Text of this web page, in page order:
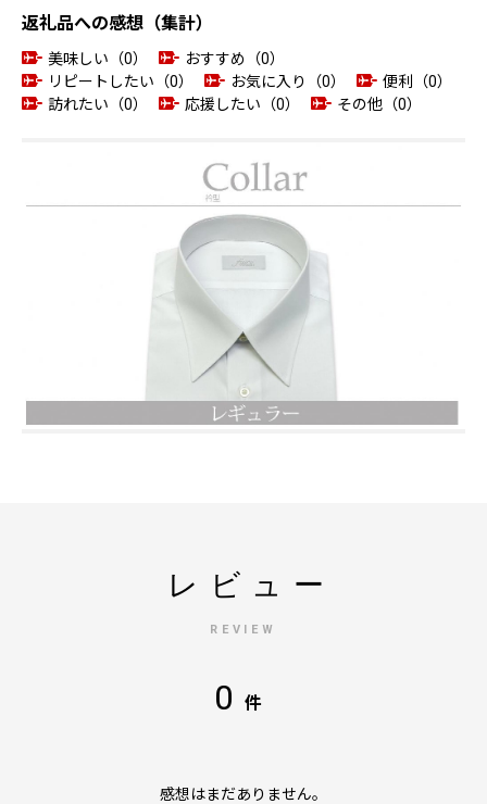
返礼品への感想（集計）
美味しい（0）
おすすめ（0）
リピートしたい（0）
お気に入り（0）
便利（0）
訪れたい（0）
応援したい（0） その他（0）
レビュー
REVIEW
0 件
感想はまだありません。